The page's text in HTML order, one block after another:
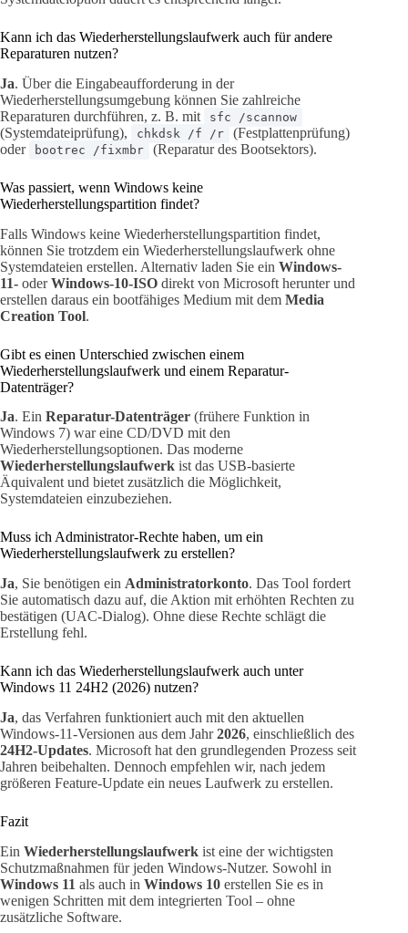
Kann ich das Wiederherstellungslaufwerk auch für andere
Reparaturen nutzen?
Ja. Über die Eingabeaufforderung in der
Wiederherstellungsumgebung können Sie zahlreiche
Reparaturen durchführen, z. B. mit
sfc /scannow
(Systemdateiprüfung), chkdsk /f /r
(Festplattenprüfung)
oder
bootrec /fixmbr (Reparatur des Bootsektors).
Was passiert, wenn Windows keine
Wiederherstellungspartition findet?
Falls Windows keine Wiederherstellungspartition findet,
können Sie trotzdem ein Wiederherstellungslaufwerk ohne
Systemdateien erstellen. Alternativ laden Sie ein Windows-
11- oderWindows-10-ISO direkt von Microsoft herunter und
erstellen daraus ein bootfähiges Medium mit dem Media
Creation Tool.
Gibt es einen Unterschied zwischen einem
Wiederherstellungslaufwerk und einem Reparatur-
Datenträger?
Ja. Ein Reparatur-Datenträger (frühere Funktion in
Windows 7) war eine CD/DVD mit den
Wiederherstellungsoptionen. Das moderne
Wiederherstellungslaufwerk ist das USB-basierte
Äquivalent und bietet zusätzlich die Möglichkeit,
Systemdateien einzubeziehen.
Muss ich Administrator-Rechte haben, um ein
Wiederherstellungslaufwerk zu erstellen?
Ja, Sie benötigen ein Administratorkonto. Das Tool fordert
Sie automatisch dazu auf, die Aktion mit erhöhten Rechten zu
bestätigen (UAC-Dialog). Ohne diese Rechte schlägt die
Erstellung fehl.
Kann ich das Wiederherstellungslaufwerk auch unter
Windows 11 24H2 (2026) nutzen?
Ja, das Verfahren funktioniert auch mit den aktuellen
Windows-11-Versionen aus dem Jahr2026, einschließlich des
24H2-Updates. Microsoft hat den grundlegenden Prozess seit
Jahren beibehalten. Dennoch empfehlen wir, nach jedem
größeren Feature-Update ein neues Laufwerk zu erstellen.
Fazit
Ein Wiederherstellungslaufwerk ist eine der wichtigsten
Schutzmaßnahmen für jeden Windows-Nutzer. Sowohl in
Windows 11 als auch in Windows 10 erstellen Sie es in
wenigen Schritten mit dem integrierten Tool – ohne
zusätzliche Software.